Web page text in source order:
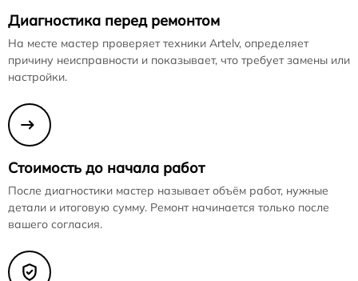
Диагностика перед ремонтом
На месте мастер проверяет техники Artelv, определяет
причину неисправности и показывает, что требует замены или
настройки.
Стоимость до начала работ
После диагностики мастер называет объём работ, нужные
детали и итоговую сумму. Ремонт начинается только после
вашего согласия.